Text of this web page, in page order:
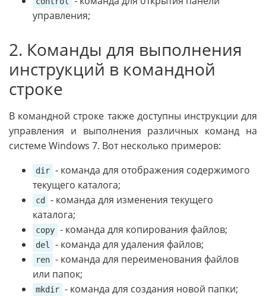
управления;
2. Команды для выполнения
инструкций в командной
строке
В командной строке также доступны инструкции для
управления и выполнения различных команд на
системе Windows 7. Вот несколько примеров:
dir - команда для отображения содержимого
текущего каталога;
cd
- команда для изменения текущего
каталога;
copy - команда для копирования файлов;
del - команда для удаления файлов;
ren - команда для переименования файлов
или папок;
mkdir - команда для создания новой папки;